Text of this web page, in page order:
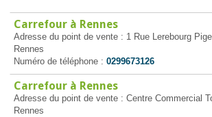
Carrefour à Rennes
Adresse du point de vente : 1 Rue Lerebourg
Rennes
Numéro de téléphone : 0299673126
Carrefour à Rennes
Adresse du point de vente : Centre Commercial
Rennes